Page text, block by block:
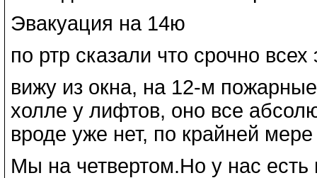
Эвакуация на 14ю
по ртр сказали что срочно
вижу из окна, на 12-м
холле у лифтов, оно все
вроде уже нет, по крайней мере
Мы на четвертом.Но у нас есть